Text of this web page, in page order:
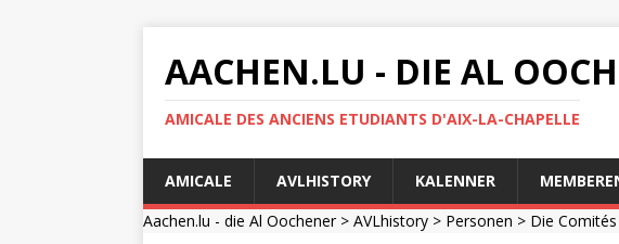
AACHEN.LU - DIE AL
AMICALE DES ANCIENS ETUDIANTS D'AIX-LA-CHAPELLE
AMICALE AVLHISTORY KALENNER
Aachen.lu - die Al Oochener> AVLhistory > Personen > Die Comités